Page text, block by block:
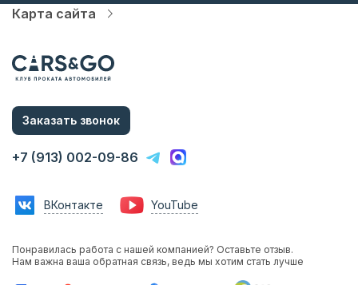
Карта сайта
Услуги
Акции
Статьи и Новости
Контакты
Аренда без водителя
Инвестиции в прокат
Аренда авто на мероприятия
Заказать звонок
+7 (913) 002-09-86
ВКонтакте YouTube
Понравилась работа с нашей компанией? Оставьте отзыв.
Нам важна ваша обратная связь, ведь мы хотим стать лучше